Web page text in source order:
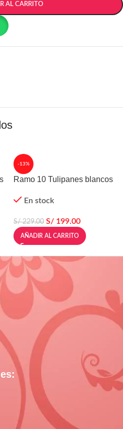
AL CARRITO
-13%
Ramo 10 Tulipanes blancos
En stock
S/229.00 S/ 199.00
AÑADIR AL CARRITO